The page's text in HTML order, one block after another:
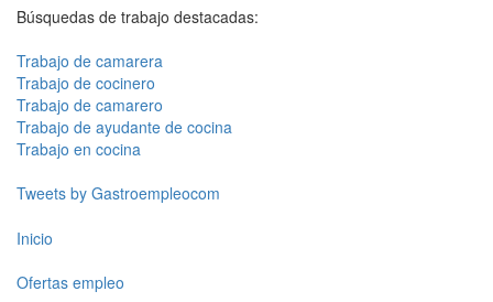
Búsquedas de trabajo destacadas:
Trabajo de camarera
Trabajo de cocinero
Trabajo de camarero
Trabajo de ayudante de cocina
Trabajo en cocina
Tweets by Gastroempleocom
Inicio
Ofertas empleo